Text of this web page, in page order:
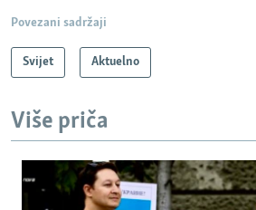
Povezani sadržaji
Svijet Aktuelno
Više priča